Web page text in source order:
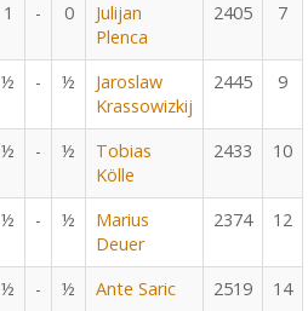
1 - 0
Julijan
Plenca
2405 7
½ - ½
Jaroslaw
Krassowizkij
2445 9
½ - ½
Tobias
Kölle
2433 10
½ - ½
Marius
Deuer
2374 12
½ - ½ Ante Saric 2519 14